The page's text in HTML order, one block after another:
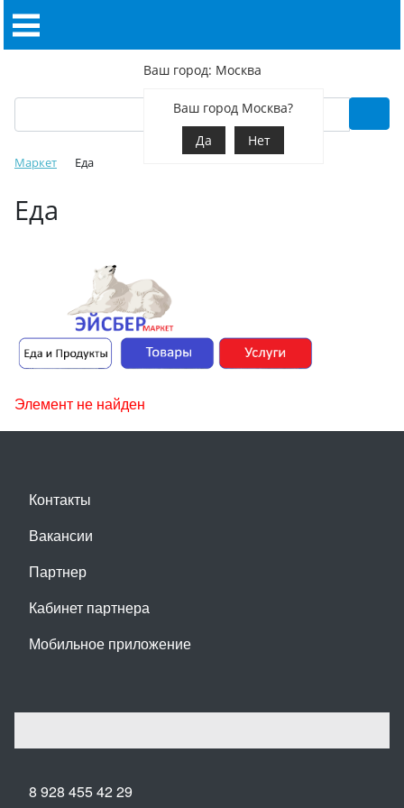
Ваш город: Москва
Ваш город Москва?
Да
Нет
Маркет Еда
Еда
Элемент не найден
Контакты
Вакансии
Партнер
Кабинет партнера
Мобильное приложение
8 928 455 42 29